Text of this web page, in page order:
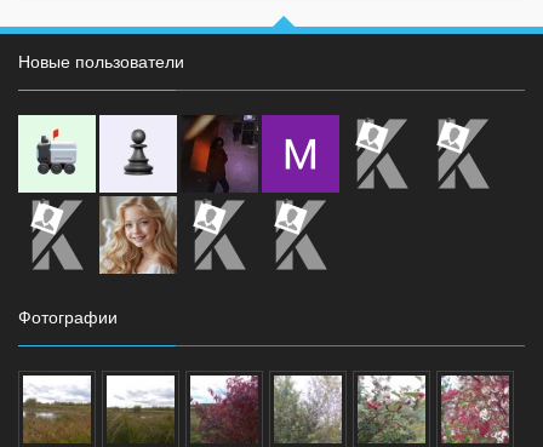
Новые пользователи
Фотографии